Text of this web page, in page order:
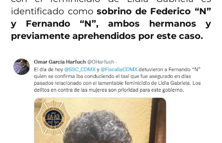
identificado como sobrino de Federico “N”
y Fernando “N”, ambos hermanos y
previamente aprehendidos por este caso.